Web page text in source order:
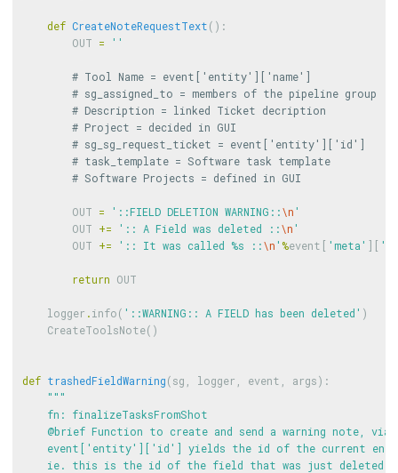
def CreateNoteRequestText():
OUT = ''
# task_template = Software task template
OUT = '::FIELD DELETION WARNING::\n'
OUT += ':: A Field was deleted ::\n'
OUT += ':: It was called %s ::\n' %event [ 'meta' ][
return OUT
logger .info( '::WARNING:: A FIELD has been deleted' )
CreateToolsNote()
def trashedFieldWarning(sg logger event args):
"""
    fn: finalizeTasksFromShot
@brief Function to create and send a warning note, via
event['entity']['id'] yields the id of the current
    ie. this is the id of the field that was just deleted